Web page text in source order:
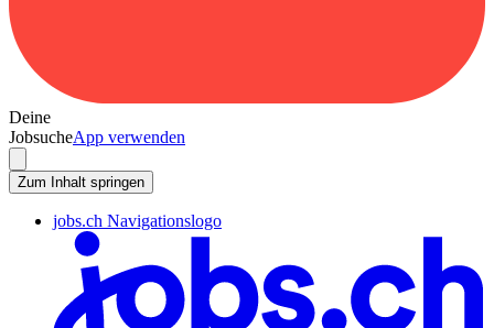
Deine
JobsucheApp verwenden
Zum Inhalt springen
jobs.ch Navigationslogo